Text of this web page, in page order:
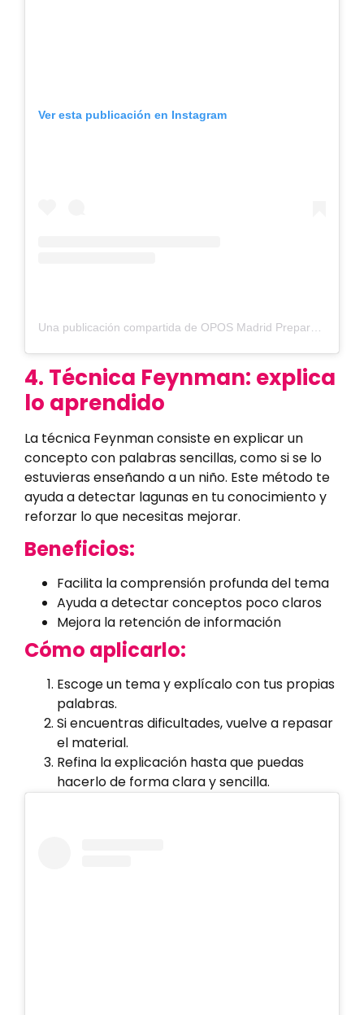
Ver esta publicación en Instagram
Una publicación compartida de OPOS Madrid Preparadores (@oposmadridpreparadores)
4. Técnica Feynman: explica
lo aprendido
La técnica Feynman consiste en explicar un
concepto con palabras sencillas, como si se lo
estuvieras enseñando a un niño. Este método te
ayuda a detectar lagunas en tu conocimiento y
reforzar lo que necesitas mejorar.
Beneficios:
Facilita la comprensión profunda del tema
Ayuda a detectar conceptos poco claros
Mejora la retención de información
Cómo aplicarlo:
Escoge un tema y explícalo con tus propias
palabras.
Si encuentras dificultades, vuelve a repasar
el material.
Refina la explicación hasta que puedas
hacerlo de forma clara y sencilla.